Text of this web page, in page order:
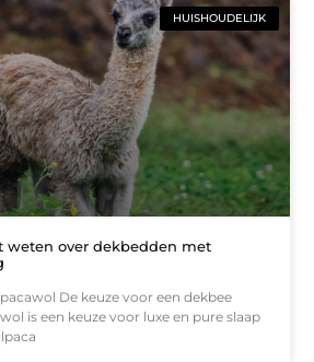
HUISHOUDELIJK
weten over dekbedden met
De keuze voor een dekbee
is een keuze voor luxe en pure slaap